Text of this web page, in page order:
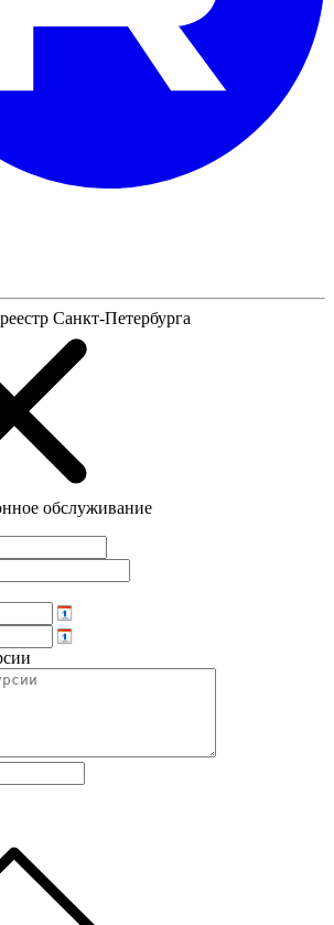
Санкт-Петербурга
обслуживание